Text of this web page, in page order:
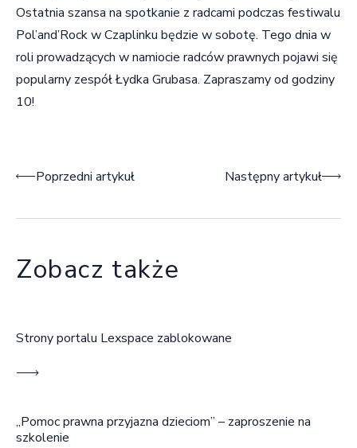
Ostatnia szansa na spotkanie z radcami podczas festiwalu
Pol’and’Rock w Czaplinku będzie w sobotę. Tego dnia w
roli prowadzących w namiocie radców prawnych pojawi się
popularny zespół Łydka Grubasa. Zapraszamy od godziny
10!
Nawigacja wpisu
Poprzedni artykuł Następny artykuł
Zobacz także
Strony portalu Lexspace zablokowane
„Pomoc prawna przyjazna dzieciom” – zaproszenie na
szkolenie